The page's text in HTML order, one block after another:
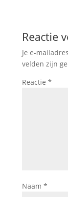
Reactie
Je e-
velden zijn
Reactie *
Naam *